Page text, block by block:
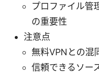
プロファイル管
の重要性
注意点
無料VPNとの混
信頼できるソー